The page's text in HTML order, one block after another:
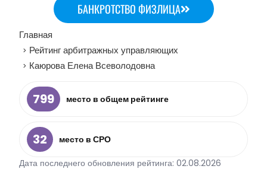
БАНКРОТСТВО ФИЗЛИЦА
Главная
> Рейтинг арбитражных управляющих
> Каюрова Елена Всеволодовна
799 место в общем рейтинге
32
место в СРО
Дата последнего обновления рейтинга: 02.08.2026